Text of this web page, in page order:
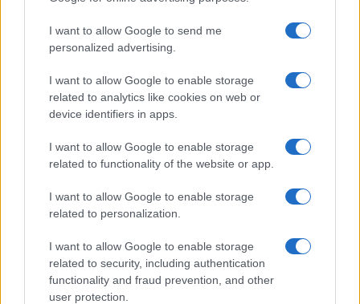
I want to allow Google to send me
personalized advertising.
I want to allow Google to enable storage
related to analytics like cookies on web or
device identifiers in apps.
I want to allow Google to enable storage
related to functionality of the website or app.
I want to allow Google to enable storage
related to personalization.
I want to allow Google to enable storage
related to security, including authentication
functionality and fraud prevention, and other
user protection.
ICA Milano presenta mostre, concerti e letture per
l’autunno 2026
NEWS E ATTUALITÀ